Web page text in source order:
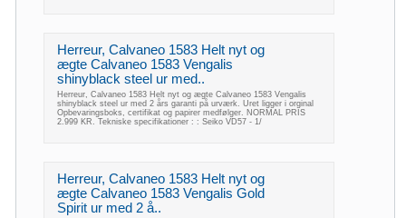
Herreur, Calvaneo 1583 Helt nyt og
ægte Calvaneo 1583 Vengalis
shinyblack steel ur med..
Herreur, Calvaneo 1583 Helt nyt og ægte Calvaneo 1583 Vengalis
shinyblack steel ur med 2 års garanti på urværk. Uret ligger i orginal
Opbevaringsboks, certifikat og papirer medfølger. NORMAL PRIS
2.999 KR. Tekniske specifikationer : : Seiko VD57 - 1/
Herreur, Calvaneo 1583 Helt nyt og
ægte Calvaneo 1583 Vengalis Gold
Spirit ur med 2 å..